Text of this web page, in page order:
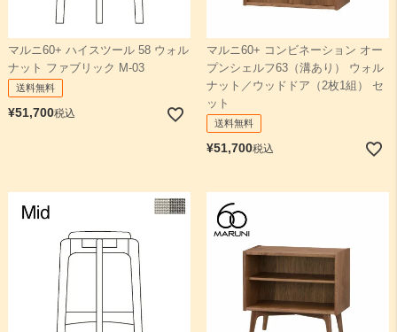
マルニ60+ ハイスツール 58 ウォル
ナット ファブリック M-03
送料無料
¥51,700税込
マルニ60+ コンビネーション オー
プンシェルフ63（溝あり） ウォル
ナット／ウッドドア（2枚1組） セ
ット
送料無料
¥51,700税込